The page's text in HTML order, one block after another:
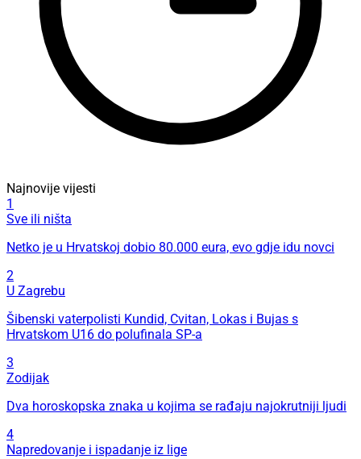
Najnovije vijesti
1
Sve ili ništa
Netko je u Hrvatskoj dobio 80.000 eura, evo gdje idu novci
2
U Zagrebu
Šibenski vaterpolisti Kundid, Cvitan, Lokas i Bujas s
Hrvatskom U16 do polufinala SP-a
3
Zodijak
Dva horoskopska znaka u kojima se rađaju najokrutniji ljudi
4
Napredovanje i ispadanje iz lige